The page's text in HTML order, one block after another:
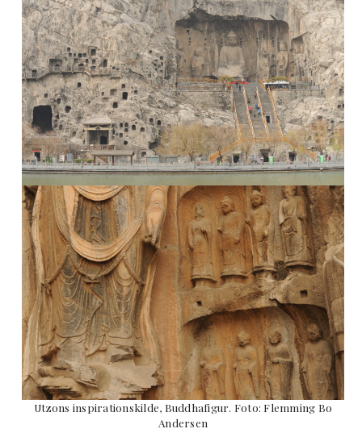
Utzons inspirationskilde, Buddhafigur. Foto: Flemming Bo
Andersen